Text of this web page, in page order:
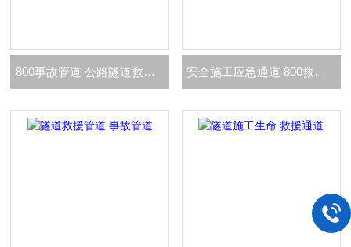
800事故管道 公路隧道救生管道 安全施工应急通道 800救生通道